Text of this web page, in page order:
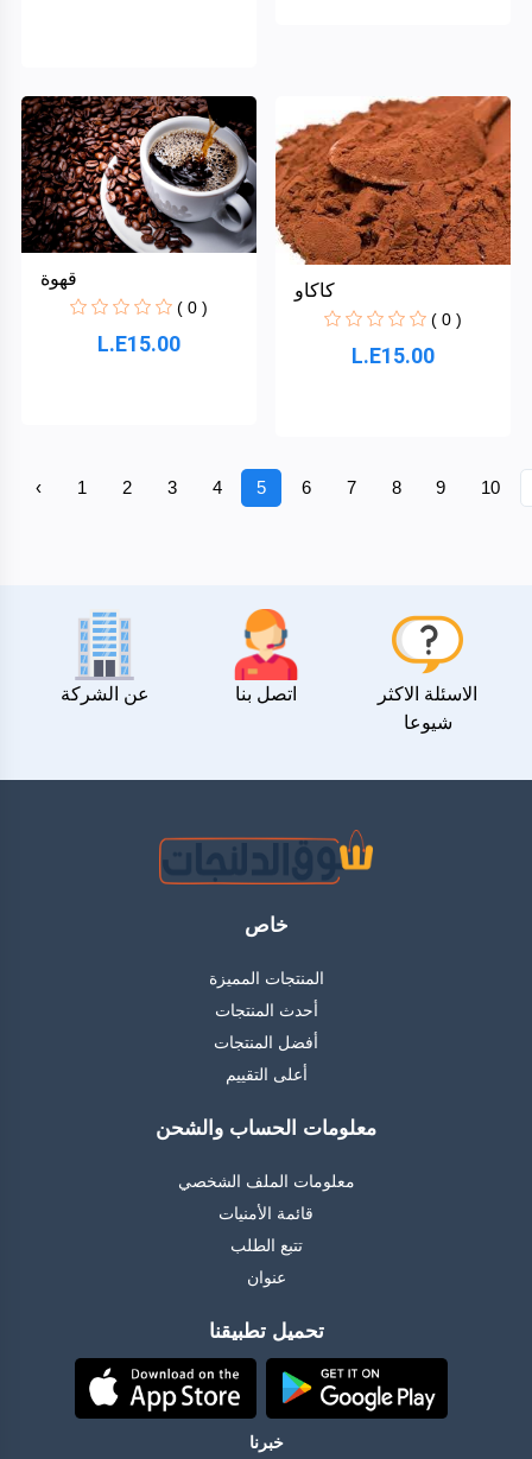
قهوة
( 0 )
L.E15.00
كاكاو
( 0 )
L.E15.00
‹ 1 2 3 4 5 6 7 8 9 10
عن الشركة اتصل بنا
الاسئلة الاكثر
شيوعا
خاص
المنتجات المميزة
أحدث المنتجات
أفضل المنتجات
أعلى التقييم
معلومات الحساب والشحن
معلومات الملف الشخصي
قائمة الأمنيات
تتبع الطلب
عنوان
تحميل تطبيقنا
خبرنا